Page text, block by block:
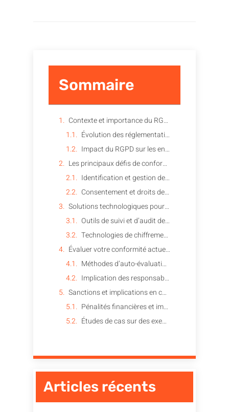
Sommaire
Contexte et importance du RGPD
Évolution des réglementations sur la protection des données en Europe
Impact du RGPD sur les entreprises et les consommateurs
Les principaux défis de conformité
Identification et gestion des données personnelles
Consentement et droits des utilisateurs
Solutions technologiques pour la conformité
Outils de suivi et d’audit des données
Technologies de chiffrement et d’anonymisation
Évaluer votre conformité actuelle
Méthodes d’auto-évaluation pour les entreprises
Implication des responsables et des équipes IT
Sanctions et implications en cas de non-conformité
Pénalités financières et impact sur la réputation
Études de cas sur des exemples récents
Articles récents